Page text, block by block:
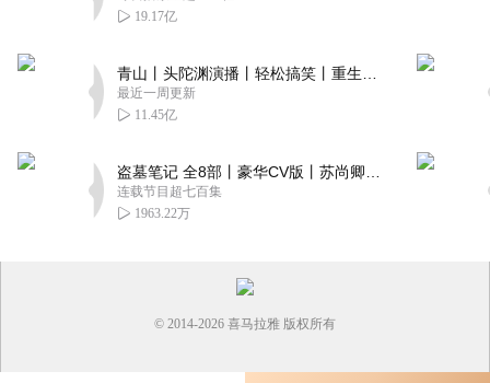
19.17亿
最近一周更新
11.45亿
连载节目超七百集
1963.22万
© 2014-2026 喜马拉雅 版权所有